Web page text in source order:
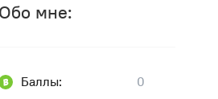
Обо мне:
Баллы:
0